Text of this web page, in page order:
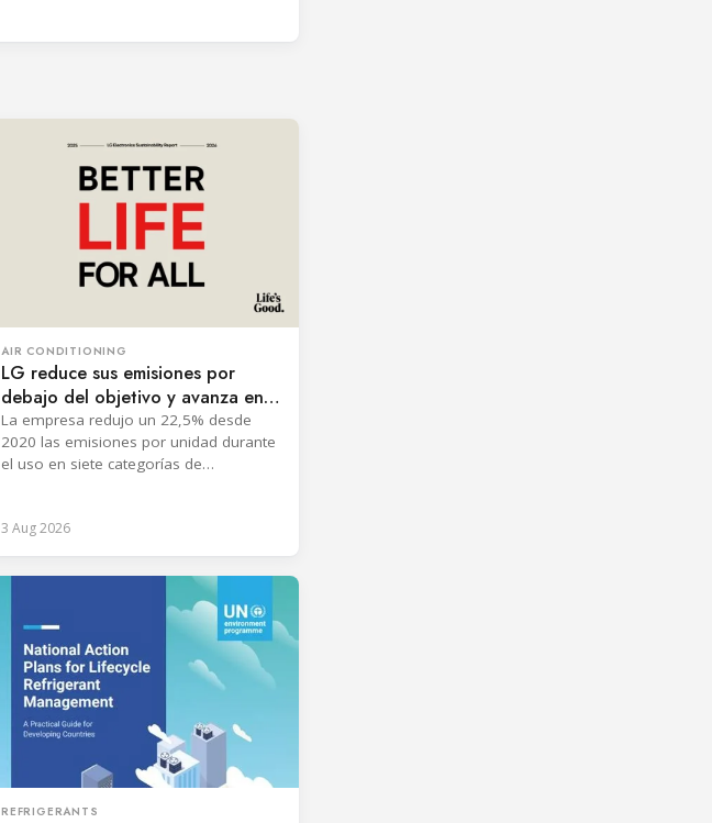
AIR CONDITIONING
LG reduce sus emisiones por
debajo del objetivo y avanza en
refrigerantes de bajo GWP
La empresa redujo un 22,5% desde
2020 las emisiones por unidad durante
el uso en siete categorías de
3 Aug 2026
REFRIGERANTS